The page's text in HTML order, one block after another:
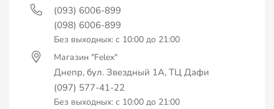
(093) 6006-899
(098) 6006-899
Без выходных: с 10:00 до 21:00
Магазин "Felex"
Днепр, бул. Звездный 1А, ТЦ Дафи
(097) 577-41-22
Без выходных: с 10:00 до 21:00